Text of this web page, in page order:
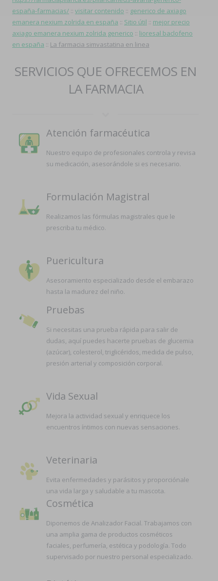
españa-farmacias/ :: visitar contenido :: generico de axiago
emanera nexium zolrida en españa :: Sitio útil :: mejor precio
axiago emanera nexium zolrida generico :: lioresal baclofeno
en españa :: La farmacia simvastatina en linea
SERVICIOS QUE OFRECEMOS EN
LA FARMACIA
Atención farmacéutica
Nuestro equipo de profesionales controla y revisa
su medicación, asesorándole si es necesario.
Formulación Magistral
Realizamos las fórmulas magistrales que le
prescriba tu médico.
Puericultura
Asesoramiento especializado desde el embarazo
hasta la madurez del niño.
Pruebas
Si necesitas una prueba rápida para salir de
dudas, aquí puedes hacerte pruebas de glucemia
(azúcar), colesterol, triglicéridos, medida de pulso,
presión arterial y composición corporal.
Vida Sexual
Mejora la actividad sexual y enriquece los
encuentros íntimos con nuevas sensaciones.
Veterinaria
Evita enfermedades y parásitos y proporciónale
una vida larga y saludable a tu mascota.
Cosmética
Diponemos de Analizador Facial. Trabajamos con
una amplia gama de productos cosméticos
faciales, perfumería, estética y podología. Todo
supervisado por nuestro personal especializado.